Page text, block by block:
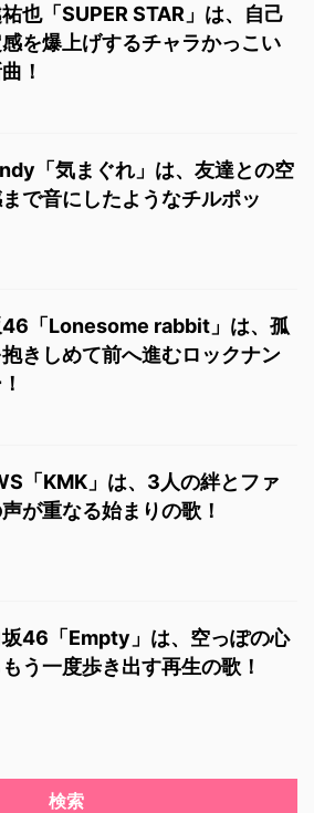
也「SUPER STAR」は、自己
を爆上げするチャラかっこい
！
「気まぐれ」は、友達との空
で音にしたようなチルポッ
「Lonesome rabbit」は、孤
きしめて前へ進むロックナン
「KMK」は、3人の絆とファ
が重なる始まりの歌！
坂46「Empty」は、空っぽの心
う一度歩き出す再生の歌！
検索